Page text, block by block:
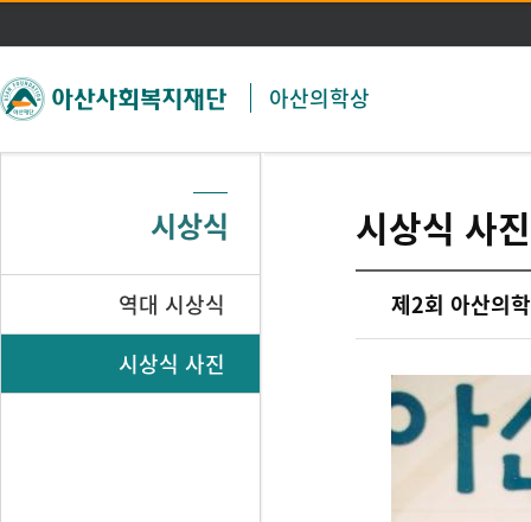
주메뉴 바로가기
본문 바로가기
아산의학상
시상식
역대 시상식
시상식 사진
시상식 사진
제2회 아산의